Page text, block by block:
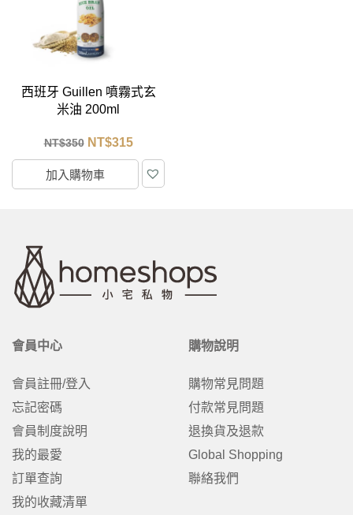
西班牙 Guillen 噴霧式玄
米油 200ml
NT$350 NT$315
加入購物車
會員中心
會員註冊/登入
忘記密碼
會員制度說明
我的最愛
訂單查詢
我的收藏清單
購物說明
購物常見問題
付款常見問題
退換貨及退款
Global Shopping
聯絡我們